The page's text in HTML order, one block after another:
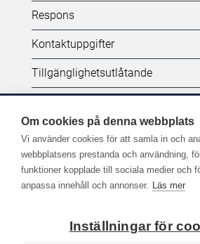
Kifi:
Biblioteken.fi-
alatunniste
(SV)
Respons
Kontaktuppgifter
Tillgänglighetsutlåtande
Följ oss:
Fler
Om cookies på denna webbplats
Vi använder cookies för att samla in och
webbplatsens prestanda och användning,
funktioner kopplade till sociala medier och
anpassa innehåll och annonser. Läs mer
Inställningar för